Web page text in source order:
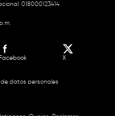
018000123414
Facebook X
datos personales